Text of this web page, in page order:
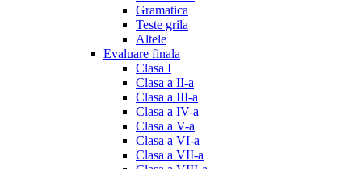
Gramatica
Teste grila
Altele
Evaluare finala
Clasa I
Clasa a II-a
Clasa a III-a
Clasa a IV-a
Clasa a V-a
Clasa a VI-a
Clasa a VII-a